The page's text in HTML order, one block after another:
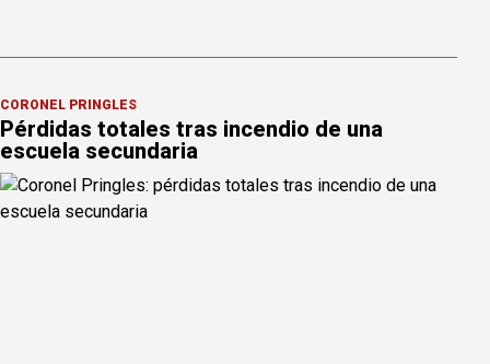
CORONEL PRINGLES
Pérdidas totales tras incendio de una
escuela secundaria